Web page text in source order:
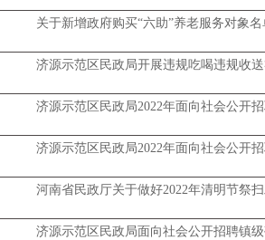
关于新增政府购买“六助”养老服务对象
济源示范区民政局开展违规吃喝违规收
济源示范区民政局2022年面向社会公开
济源示范区民政局2022年面向社会公开
河南省民政厅关于做好2022年清明节祭
济源示范区民政局面向社会公开招聘镇